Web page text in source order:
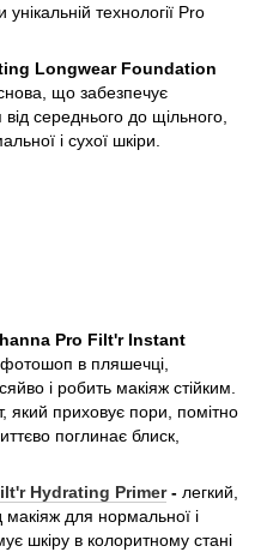
технології Pro
Longwear Foundation
що забезпечує
середнього до щільного,
і сухої шкіри.
Pro Filt'r Instant
в пляшечці,
і робить макіяж стійким.
приховує пори, помітно
поглинає блиск,
Hydrating Primer- легкий,
для нормальної і
шкіру в колоритному стані